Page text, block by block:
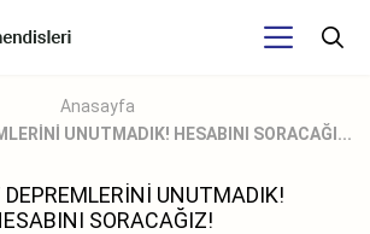
Anasayfa
UNUTMADIK! HESABINI SORACAĞI...
DEPREMLERİNİ UNUTMADIK!
SORACAĞIZ!